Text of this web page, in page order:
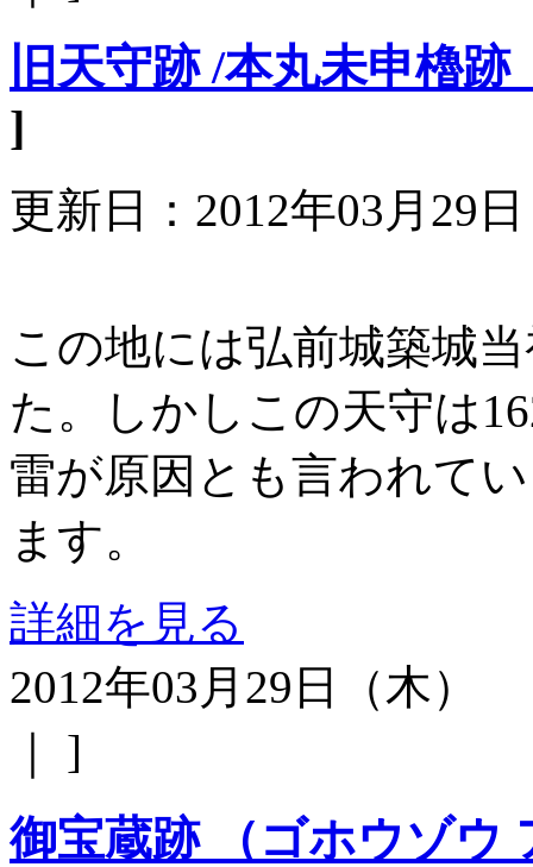
旧天守跡 /本丸未申櫓
]
更新日：2012年03月29
この地には弘前城築城
た。しかしこの天守は
雷が原因とも言われて
ます。
詳細を見る
2012年03月29日（木）
｜ ]
御宝蔵跡 （ゴホウゾウ